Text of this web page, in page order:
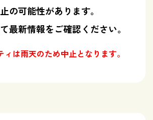
の可能性があります。
最新情報をご確認ください。
ィは雨天のため中止となります。